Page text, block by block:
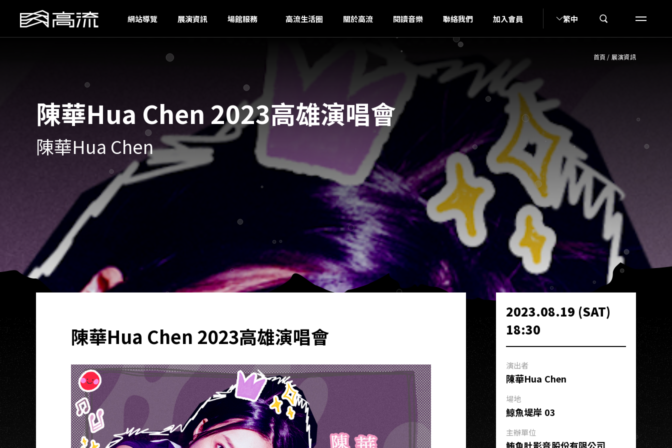
網站導覽 展演資訊 場館服務 高流生活圈 關於高流 閱讀音樂 聯絡我們 加入會員 繁中
首頁 / 展演資訊
陳華Hua Chen 2023高雄演唱會
陳華Hua Chen
陳華Hua Chen 2023高雄演唱會
2023.08.19 (SAT)
18:30
演出者
陳華Hua Chen
場地
鯨魚堤岸 03
主辦單位